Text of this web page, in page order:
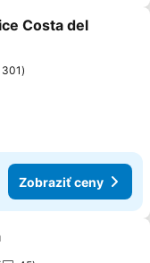
obľúbených
Costa del
301
Zobraziť ceny